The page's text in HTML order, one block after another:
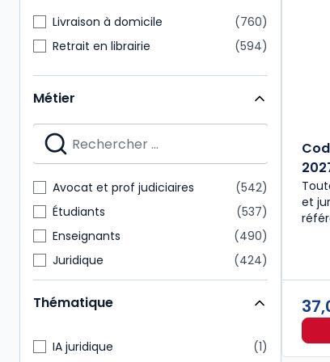
Livraison à domicile
760
Retrait en librairie
594
Métier
Avocat et prof judiciaires
542
Étudiants
537
Enseignants
490
Juridique
424
Notaire
218
Expert-comptable
175
Commissaire aux comptes
151
Thématique
IA juridique 1
et